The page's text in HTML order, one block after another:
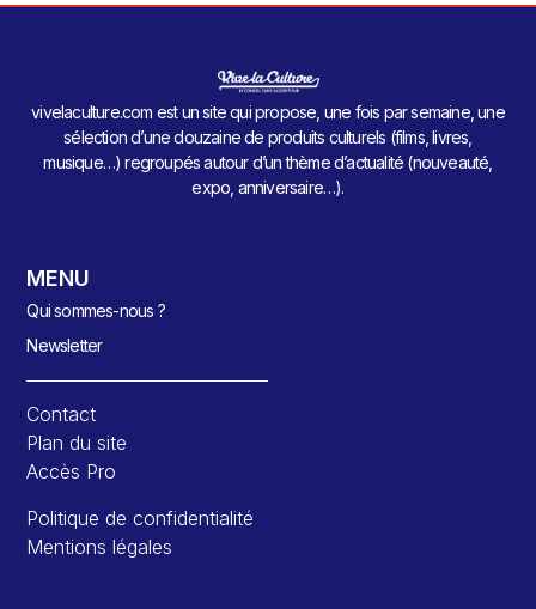
vivelaculture.com est un site qui propose, une fois par semaine, une
sélection d’une douzaine de produits culturels (films, livres,
musique…) regroupés autour d’un thème d’actualité (nouveauté,
expo, anniversaire…).
MENU
Qui sommes-nous ?
Newsletter
Contact
Plan du site
Accès Pro
Politique de confidentialité
Mentions légales